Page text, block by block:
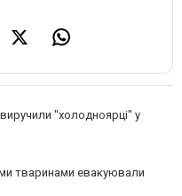
"холодноярці" у
тваринами евакуювали